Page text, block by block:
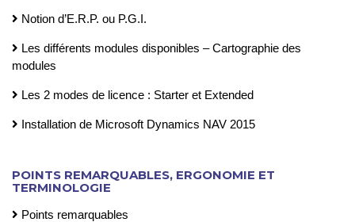
Notion d’E.R.P. ou P.G.I.
Les différents modules disponibles – Cartographie des
modules
Les 2 modes de licence : Starter et Extended
Installation de Microsoft Dynamics NAV 2015
POINTS REMARQUABLES, ERGONOMIE ET
TERMINOLOGIE
Points remarquables